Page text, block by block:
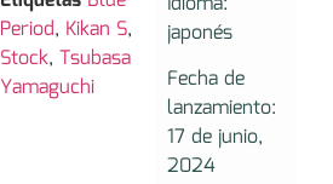
Period, Kikan S,
Stock,Tsubasa
Yamaguchi
japonés
Fecha de
lanzamiento:
17 de junio,
2024